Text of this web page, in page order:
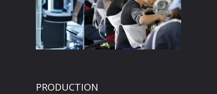
PRODUCTION